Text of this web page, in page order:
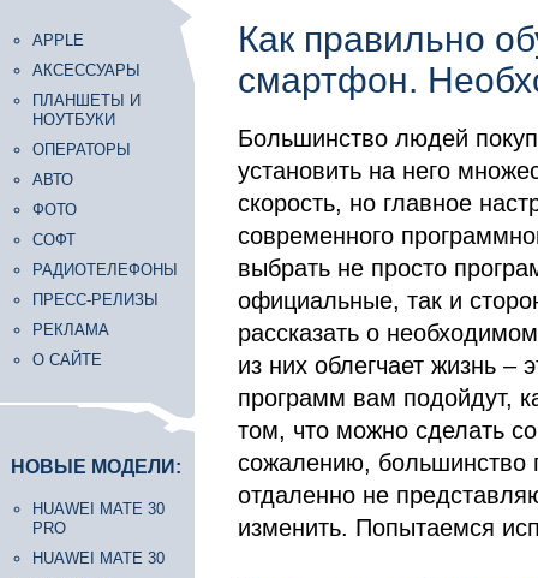
APPLE
АКСЕССУАРЫ
ПЛАНШЕТЫ И
НОУТБУКИ
ОПЕРАТОРЫ
АВТО
ФОТО
СОФТ
РАДИОТЕЛЕФОНЫ
ПРЕСС-РЕЛИЗЫ
РЕКЛАМА
О САЙТЕ
НОВЫЕ МОДЕЛИ:
HUAWEI MATE 30
PRO
HUAWEI MATE 30
Как правильно
смартфон.
Большинство людей
установить на него
скорость, но главное
современного
выбрать не просто
официальные, так и
рассказать о
из них облегчает жизнь –
программ вам подойдут,
том, что можно сделать
сожалению, большинство
отдаленно не
изменить. Попытаемся